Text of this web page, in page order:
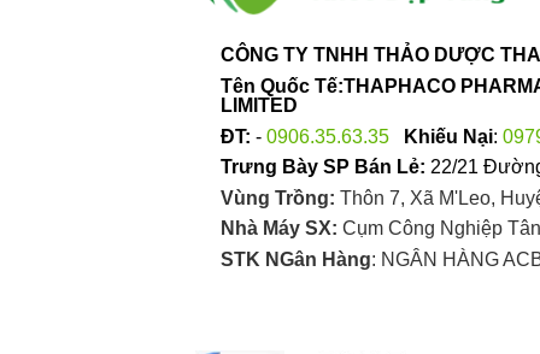
CÔNG TY TNHH THẢO DƯỢC
Tên Quốc Tế:THAPHACO
LIMITED
ĐT: - 0906.35.63.35 Khiếu Nại:
Trưng Bày SP Bán Lẻ: 22/21
Vùng Trồng: Thôn 7, Xã M'Leo,
Nhà Máy SX: Cụm Công Nghiệp
STK NGân Hàng: NGÂN HÀNG